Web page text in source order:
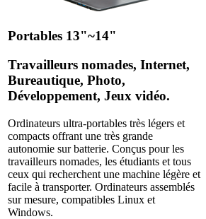
Portables 13"~14"
Travailleurs nomades, Internet,
Bureautique, Photo,
Développement, Jeux vidéo.
Ordinateurs ultra-portables très légers et
compacts offrant une très grande
autonomie sur batterie. Conçus pour les
travailleurs nomades, les étudiants et tous
ceux qui recherchent une machine légère et
facile à transporter. Ordinateurs assemblés
sur mesure, compatibles Linux et
Windows.